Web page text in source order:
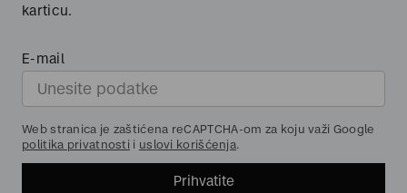
karticu.
E-mail
Web stranica je zaštićena reCAPTCHA-om za koju važi Google
politika privatnosti i uslovi korišćenja.
Prihvatite